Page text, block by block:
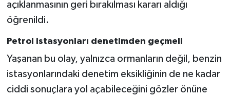
açıklanmasının geri bırakılması kararı aldığı
öğrenildi.
Petrol istasyonları denetimden geçmeli
Yaşanan bu olay, yalnızca ormanların değil, benzin
istasyonlarındaki denetim eksikliğinin de ne kadar
ciddi sonuçlara yol açabileceğini gözler önüne